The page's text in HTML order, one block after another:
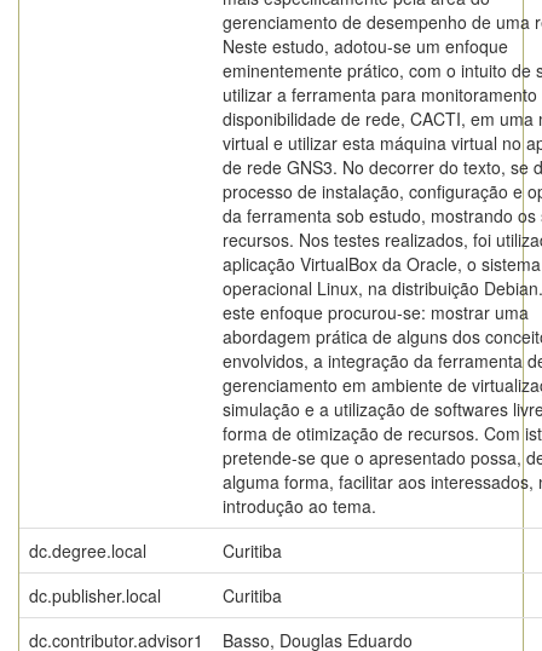
gerenciamento de desempenho de uma
Neste estudo, adotou-se um enfoque
eminentemente prático, com o intuito de
utilizar a ferramenta para monitoramento
disponibilidade de rede, CACTI, em uma
virtual e utilizar esta máquina virtual no
de rede GNS3. No decorrer do texto, se
processo de instalação, configuração e
da ferramenta sob estudo, mostrando os
recursos. Nos testes realizados, foi
aplicação VirtualBox da Oracle, o sistema
operacional Linux, na distribuição
este enfoque procurou-se: mostrar uma
abordagem prática de alguns dos
envolvidos, a integração da ferramenta
gerenciamento em ambiente de
simulação e a utilização de softwares
forma de otimização de recursos. Com
pretende-se que o apresentado possa,
alguma forma, facilitar aos interessados,
introdução ao tema.
dc.degree.local
Curitiba
dc.publisher.local
Curitiba
dc.contributor.advisor1
Basso, Douglas Eduardo